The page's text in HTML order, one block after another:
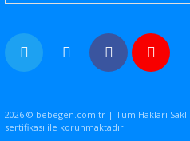
2026 © bebegen.com.tr | Tüm Hakları
sertifikası ile korunmaktadır.